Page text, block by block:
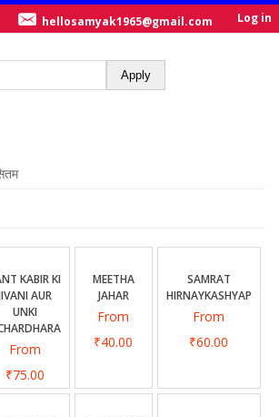
hellosamyak1965@gmail.com Log in
KABIR KI
AUR
UNKI
From
₹75.00
MEETHA
JAHAR
From
₹40.00
SAMRAT
HIRNAYKASHYAP
From
₹60.00